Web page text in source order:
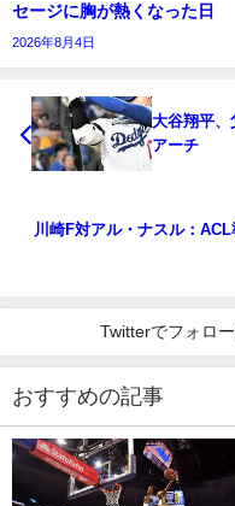
セージに胸が熱くなった日
2026年8月4日
大谷翔平、
アーチ
川崎F対アル・ナスル：
Twitterでフォロ
おすすめの記事